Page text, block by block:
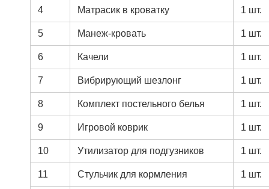
4 Матрасик в кроватку 1 шт.
5 Манеж-кровать 1 шт.
6 Качели 1 шт.
7 Вибрирующий шезлонг 1 шт.
8 Комплект постельного белья 1 шт.
9 Игровой коврик 1 шт.
10 Утилизатор для подгузников 1 шт.
11 Стульчик для кормления 1 шт.